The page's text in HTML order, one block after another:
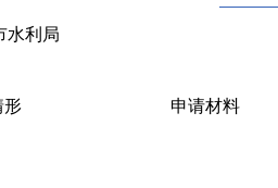
水利局
形 申请材料